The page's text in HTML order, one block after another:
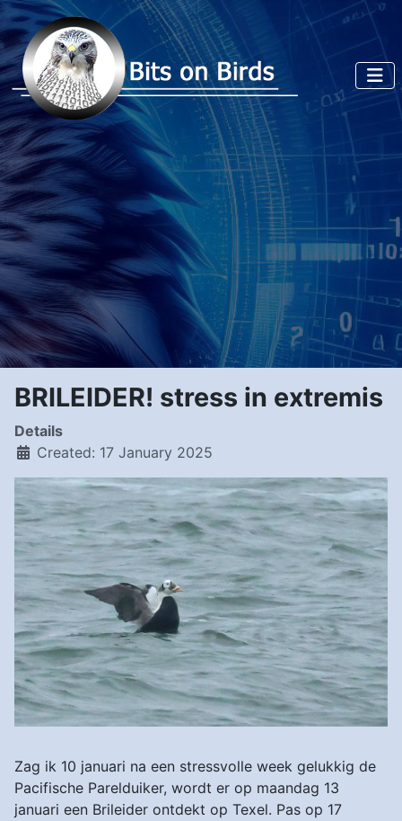
BRILEIDER! stress in extremis
Details
Created: 17 January 2025
Zag ik 10 januari na een stressvolle week gelukkig de
Pacifische Parelduiker, wordt er op maandag 13
januari een Brileider ontdekt op Texel. Pas op 17